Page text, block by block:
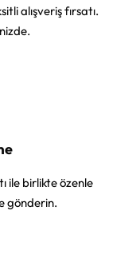
alışveriş fırsatı.
ile birlikte özenle
gönderin.